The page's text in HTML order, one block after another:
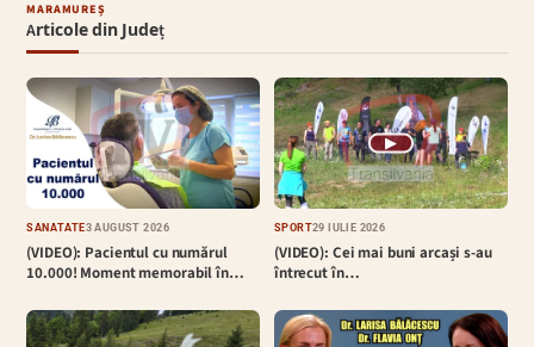
MARAMUREȘ
Articole din Județ
SĂNĂTATE3 AUGUST 2026
(VIDEO): Pacientul cu numărul
10.000! Moment memorabil în…
▶
SPORT29 IULIE 2026
(VIDEO): Cei mai buni arcași s-au
întrecut în…